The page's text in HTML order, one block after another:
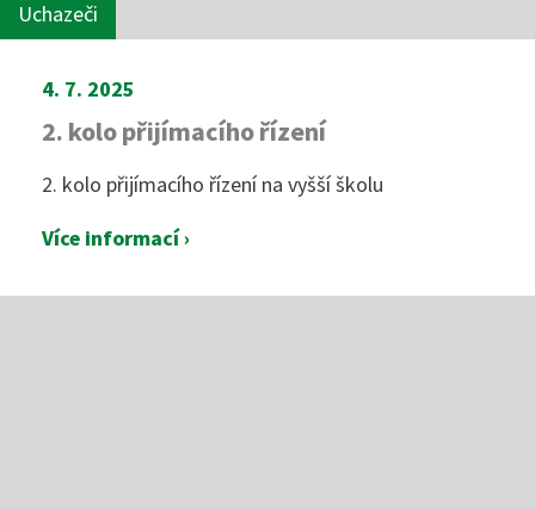
Uchazeči
4. 7. 2025
2. kolo přijímacího řízení
2. kolo přijímacího řízení na vyšší školu
Více informací ›